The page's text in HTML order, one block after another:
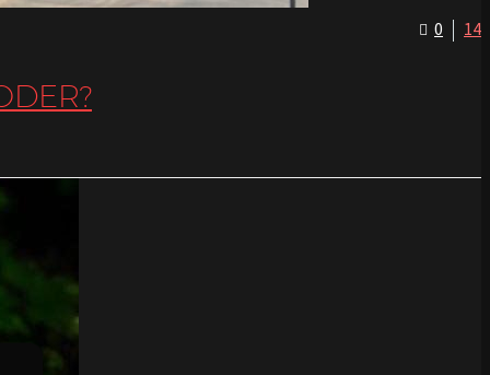
0 14